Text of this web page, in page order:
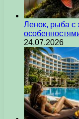
Ленок, рыба с
24.07.2026